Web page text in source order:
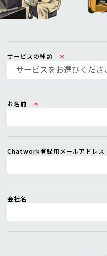
FAX
サービスの種類
お名前
Chatwork登録用メールアドレス
会社名